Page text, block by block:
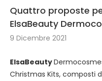
Quattro proposte
ElsaBeauty
9 Dicembre 2021
ElsaBeauty
Christmas Kits, composti